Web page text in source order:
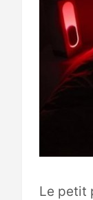
Le petit